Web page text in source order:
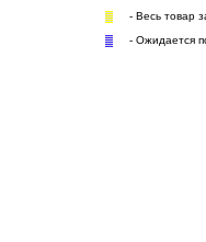
- Весь товар
- Ожидается